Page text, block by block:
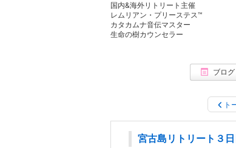
国内&海外リトリート主催
レムリアン・プリーステス™️
カタカムナ音伝マスター
生命の樹カウンセラー
ブロ
ト
宮古島リトリート３